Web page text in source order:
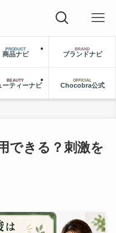
PRODUCT
商品ナビ
BRAND
ブランドナビ
BEAUTY
ーティーナビ
OFFICIAL
Chocobra公式
できる？刺激を